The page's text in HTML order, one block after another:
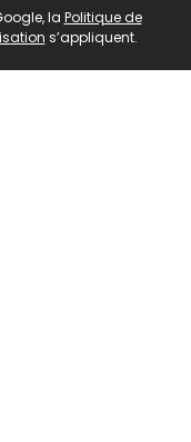
la Politique de
s’appliquent.